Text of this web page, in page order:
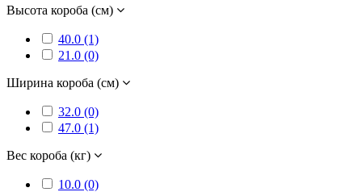
Высота короба (см)
40.0 (1)
21.0 (0)
Ширина короба (см)
32.0 (0)
47.0 (1)
Вес короба (кг)
10.0 (0)